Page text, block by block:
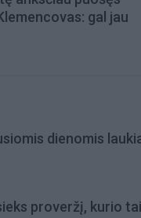
gal jau
dienomis
proveržį, kurio